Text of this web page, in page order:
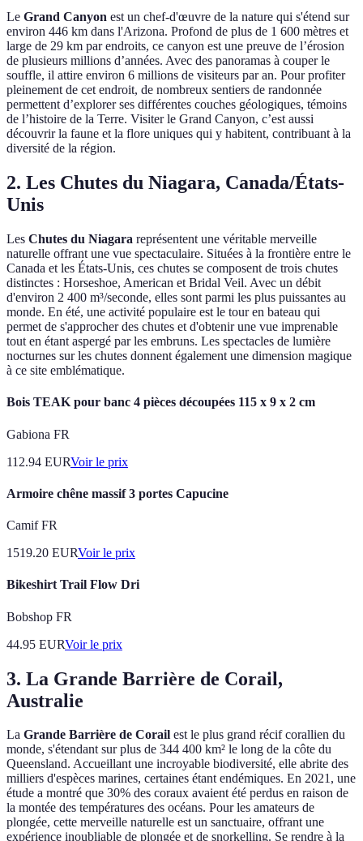
Le Grand Canyon est un chef-d'œuvre de la nature qui s'étend sur
environ 446 km dans l'Arizona. Profond de plus de 1 600 mètres et
large de 29 km par endroits, ce canyon est une preuve de l’érosion
de plusieurs millions d’années. Avec des panoramas à couper le
souffle, il attire environ 6 millions de visiteurs par an. Pour profiter
pleinement de cet endroit, de nombreux sentiers de randonnée
permettent d’explorer ses différentes couches géologiques, témoins
de l’histoire de la Terre. Visiter le Grand Canyon, c’est aussi
découvrir la faune et la flore uniques qui y habitent, contribuant à la
diversité de la région.
2. Les Chutes du Niagara, Canada/États-
Unis
Les Chutes du Niagara représentent une véritable merveille
naturelle offrant une vue spectaculaire. Situées à la frontière entre le
Canada et les États-Unis, ces chutes se composent de trois chutes
distinctes : Horseshoe, American et Bridal Veil. Avec un débit
d'environ 2 400 m³/seconde, elles sont parmi les plus puissantes au
monde. En été, une activité populaire est le tour en bateau qui
permet de s'approcher des chutes et d'obtenir une vue imprenable
tout en étant aspergé par les embruns. Les spectacles de lumière
nocturnes sur les chutes donnent également une dimension magique
à ce site emblématique.
Bois TEAK pour banc 4 pièces découpées 115 x 9 x 2 cm
Gabiona FR
112.94 EURVoir le prix
Armoire chêne massif 3 portes Capucine
Camif FR
1519.20 EURVoir le prix
Bikeshirt Trail Flow Dri
Bobshop FR
44.95 EURVoir le prix
3. La Grande Barrière de Corail,
Australie
La Grande Barrière de Corail est le plus grand récif corallien du
monde, s'étendant sur plus de 344 400 km² le long de la côte du
Queensland. Accueillant une incroyable biodiversité, elle abrite des
milliers d'espèces marines, certaines étant endémiques. En 2021, une
étude a montré que 30% des coraux avaient été perdus en raison de
la montée des températures des océans. Pour les amateurs de
plongée, cette merveille naturelle est un sanctuaire, offrant une
expérience inoubliable de plongée et de snorkelling. Se rendre à la